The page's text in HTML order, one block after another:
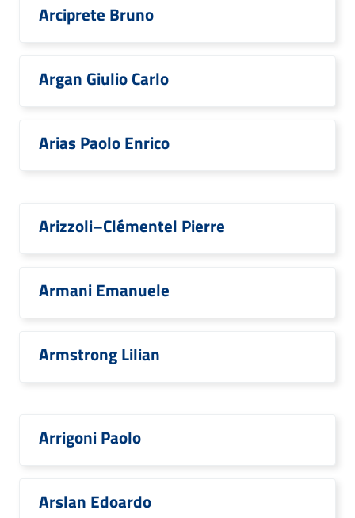
Arciprete Bruno
Argan Giulio Carlo
Arias Paolo Enrico
Arizzoli–Clémentel Pierre
Armani Emanuele
Armstrong Lilian
Arrigoni Paolo
Arslan Edoardo